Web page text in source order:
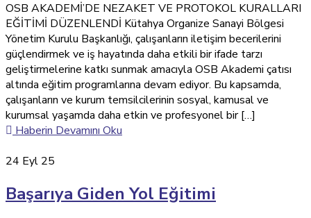
OSB AKADEMİ’DE NEZAKET VE PROTOKOL KURALLARI
EĞİTİMİ DÜZENLENDİ Kütahya Organize Sanayi Bölgesi
Yönetim Kurulu Başkanlığı, çalışanların iletişim becerilerini
güçlendirmek ve iş hayatında daha etkili bir ifade tarzı
geliştirmelerine katkı sunmak amacıyla OSB Akademi çatısı
altında eğitim programlarına devam ediyor. Bu kapsamda,
çalışanların ve kurum temsilcilerinin sosyal, kamusal ve
kurumsal yaşamda daha etkin ve profesyonel bir […]
Haberin Devamını Oku
24 Eyl 25
Başarıya Giden Yol Eğitimi